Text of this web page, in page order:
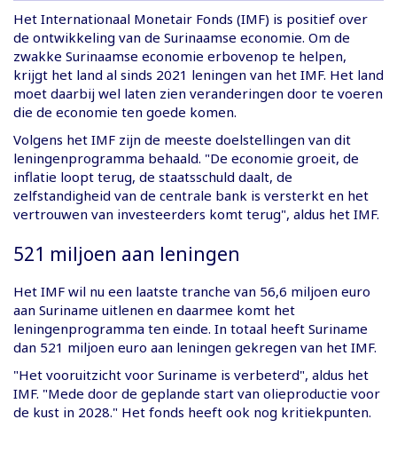
Het Internationaal Monetair Fonds (IMF) is positief over
de ontwikkeling van de Surinaamse economie. Om de
zwakke Surinaamse economie erbovenop te helpen,
krijgt het land al sinds 2021 leningen van het IMF. Het land
moet daarbij wel laten zien veranderingen door te voeren
die de economie ten goede komen.
Volgens het IMF zijn de meeste doelstellingen van dit
leningenprogramma behaald. "De economie groeit, de
inflatie loopt terug, de staatsschuld daalt, de
zelfstandigheid van de centrale bank is versterkt en het
vertrouwen van investeerders komt terug", aldus het IMF.
521 miljoen aan leningen
Het IMF wil nu een laatste tranche van 56,6 miljoen euro
aan Suriname uitlenen en daarmee komt het
leningenprogramma ten einde. In totaal heeft Suriname
dan 521 miljoen euro aan leningen gekregen van het IMF.
"Het vooruitzicht voor Suriname is verbeterd", aldus het
IMF. "Mede door de geplande start van olieproductie voor
de kust in 2028." Het fonds heeft ook nog kritiekpunten.